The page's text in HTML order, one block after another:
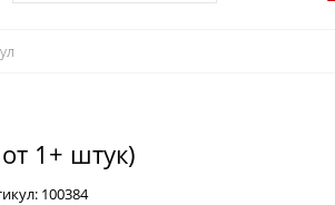
1+ штук)
100384